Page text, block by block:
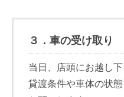
３． 車の受け取り
当日、店頭にお越し下
貸渡条件や車体の状